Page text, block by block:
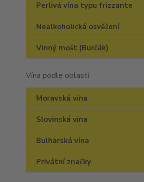
Perlivá vína typu frizzante
Nealkoholická osvěžení
Vinný mošt (Burčák)
Vína podle oblasti
Moravská vína
Slovinská vína
Bulharská vína
Privátní značky